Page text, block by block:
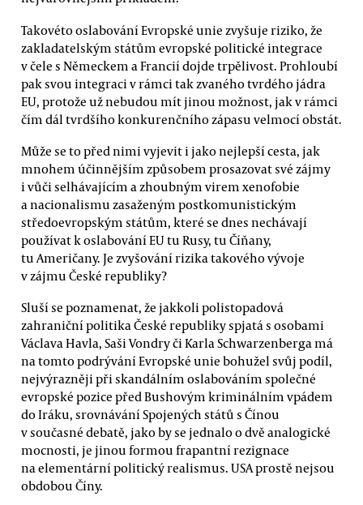
Takovéto oslabování Evropské unie zvyšuje riziko, že
zakladatelským státům evropské politické integrace
v čele s Německem a Francií dojde trpělivost. Prohloubí
pak svou integraci v rámci tak zvaného tvrdého jádra
EU, protože už nebudou mít jinou možnost, jak v rámci
čím dál tvrdšího konkurenčního zápasu velmocí obstát.
Může se to před nimi vyjevit i jako nejlepší cesta, jak
mnohem účinnějším způsobem prosazovat své zájmy
i vůči selhávajícím a zhoubným virem xenofobie
a nacionalismu zasaženým postkomunistickým
středoevropským státům, které se dnes nechávají
používat k oslabování EU tu Rusy, tu Číňany,
tu Američany. Je zvyšování rizika takového vývoje
v zájmu České republiky?
Sluší se poznamenat, že jakkoli polistopadová
zahraniční politika České republiky spjatá s osobami
Václava Havla, Saši Vondry či Karla Schwarzenberga má
na tomto podrývání Evropské unie bohužel svůj podíl,
nejvýrazněji při skandálním oslabováním společné
evropské pozice před Bushovým kriminálním vpádem
do Iráku, srovnávání Spojených států s Čínou
v současné debatě, jako by se jednalo o dvě analogické
mocnosti, je jinou formou frapantní rezignace
na elementární politický realismus. USA prostě nejsou
obdobou Číny.